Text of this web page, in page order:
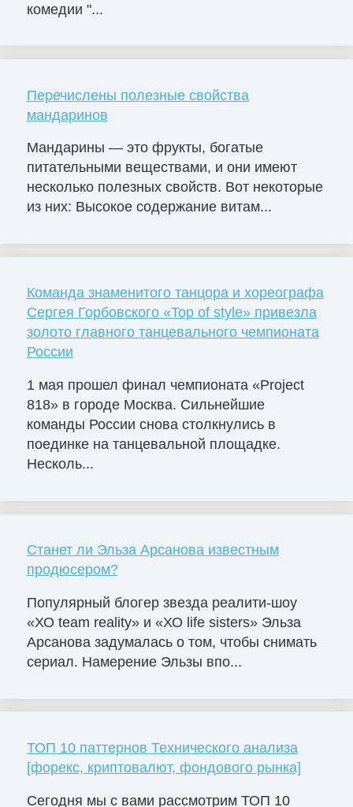
комедии "...
Перечислены полезные свойства
мандаринов
Мандарины — это фрукты, богатые
питательными веществами, и они имеют
несколько полезных свойств. Вот некоторые
из них: Высокое содержание витам...
Команда знаменитого танцора и хореографа
Сергея Горбовского «Top of style» привезла
золото главного танцевального чемпионата
России
1 мая прошел финал чемпионата «Project
818» в городе Москва. Сильнейшие
команды России снова столкнулись в
поединке на танцевальной площадке.
Несколь...
Станет ли Эльза Арсанова известным
продюсером?
Популярный блогер звезда реалити-шоу
«ХО team reality» и «ХО life sisters» Эльза
Арсанова задумалась о том, чтобы снимать
сериал. Намерение Эльзы впо...
ТОП 10 паттернов Технического анализа
[форекс, криптовалют, фондового рынка]
Сегодня мы с вами рассмотрим ТОП 10